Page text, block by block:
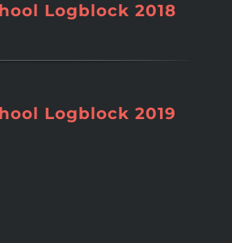
Logblock 2018
Logblock 2019